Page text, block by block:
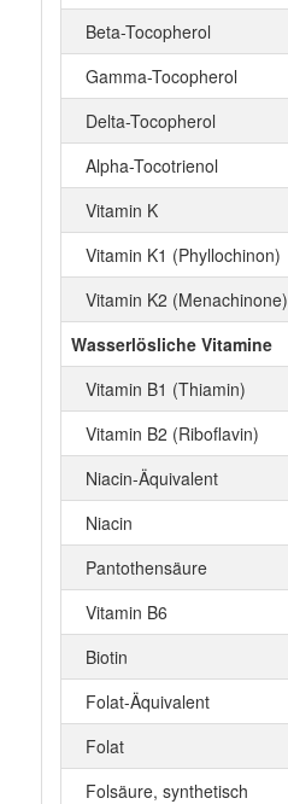
Beta-Tocopherol
Gamma-Tocopherol
Delta-Tocopherol
Alpha-Tocotrienol
Vitamin K
Vitamin K1 (Phyllochinon)
Vitamin K2 (Menachinone)
Wasserlösliche Vitamine
Vitamin B1 (Thiamin)
Vitamin B2 (Riboflavin)
Niacin-Äquivalent
Niacin
Pantothensäure
Vitamin B6
Biotin
Folat-Äquivalent
Folat
Folsäure, synthetisch